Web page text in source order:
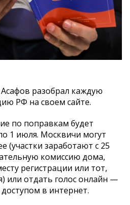
разобрал каждую
РФ на своем сайте.
по поправкам будет
1 июля. Москвичи могут
(участки заработают с 25
комиссию дома,
регистрации или тот,
или отдать голос онлайн —
в интернет.